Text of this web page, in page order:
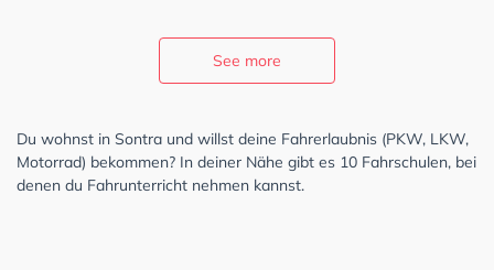
See more
Du wohnst in Sontra und willst deine Fahrerlaubnis (PKW, LKW,
Motorrad) bekommen? In deiner Nähe gibt es 10 Fahrschulen, bei
denen du Fahrunterricht nehmen kannst.